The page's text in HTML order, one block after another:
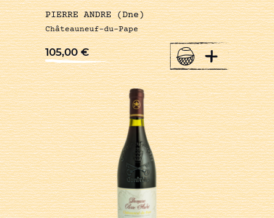
PIERRE ANDRE (Dne)
Châteauneuf-du-Pape
105,00€ +